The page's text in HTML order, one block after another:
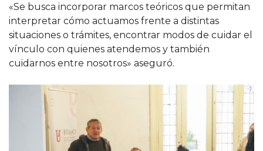
«Se busca incorporar marcos teóricos que permitan
interpretar cómo actuamos frente a distintas
situaciones o trámites, encontrar modos de cuidar el
vínculo con quienes atendemos y también
cuidarnos entre nosotros» aseguró.